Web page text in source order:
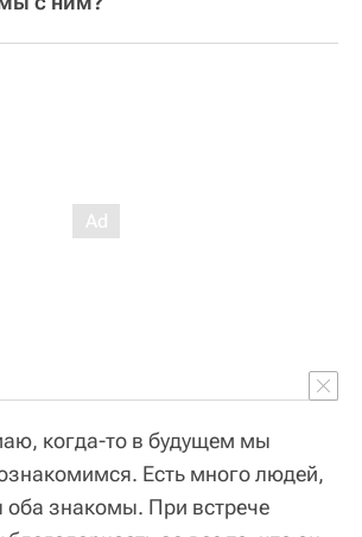
когда-то в будущем мы
Есть много людей,
знакомы. При встрече